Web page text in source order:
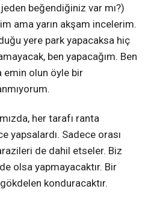
beğendiğiniz var mı?)
ama yarın akşam incelerim.
yere park yapacaksa hiç
ben yapacağım. Ben
olun öyle bir
her tarafı ranta
yapsalardı. Sadece orası
de dahil etseler. Biz
olsa yapmayacaktır. Bir
konduracaktır.